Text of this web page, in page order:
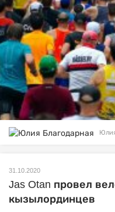
31.10.2020
Jas Otan провел
кызылординцев